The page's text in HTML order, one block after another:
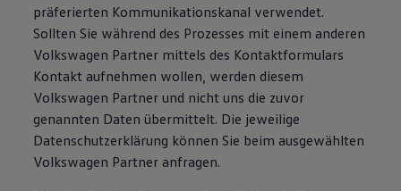
präferierten Kommunikationskanal verwendet.
Sollten Sie während des Prozesses mit einem anderen
Volkswagen Partner mittels des Kontaktformulars
Kontakt aufnehmen wollen, werden diesem
Volkswagen Partner und nicht uns die zuvor
genannten Daten übermittelt. Die jeweilige
Datenschutzerklärung können Sie beim ausgewählten
Volkswagen Partner anfragen.